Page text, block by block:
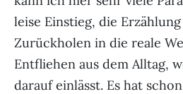
leise Einstieg, die
Zurückholen in die reale
Entfliehen aus dem Alltag,
darauf einlässt. Es hat